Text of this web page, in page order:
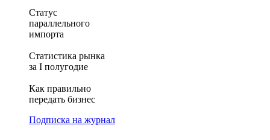
Статус
параллельного
импорта
Статистика рынка
за I полугодие
Как правильно
передать бизнес
Подписка на журнал